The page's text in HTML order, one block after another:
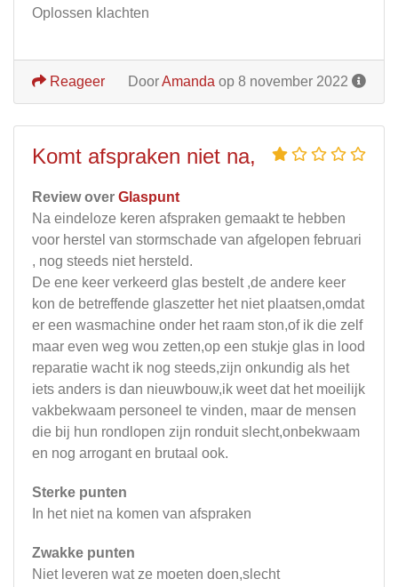
Oplossen klachten
DoorAmanda op 8 november 2022
Reageer
Komt afspraken niet na,
Review over Glaspunt
Na eindeloze keren afspraken gemaakt te hebben
voor herstel van stormschade van afgelopen februari
, nog steeds niet hersteld.
De ene keer verkeerd glas bestelt ,de andere keer
kon de betreffende glaszetter het niet plaatsen,omdat
er een wasmachine onder het raam ston,of ik die zelf
maar even weg wou zetten,op een stukje glas in lood
reparatie wacht ik nog steeds,zijn onkundig als het
iets anders is dan nieuwbouw,ik weet dat het moeilijk
vakbekwaam personeel te vinden, maar de mensen
die bij hun rondlopen zijn ronduit slecht,onbekwaam
en nog arrogant en brutaal ook.
Sterke punten
In het niet na komen van afspraken
Zwakke punten
Niet leveren wat ze moeten doen,slecht